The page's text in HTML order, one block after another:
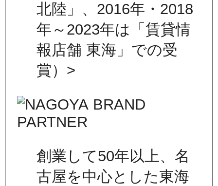
北陸」、2016年・2018
年～2023年は「賃貸情
報店舗 東海」での受
賞）>
創業して50年以上、名
古屋を中心とした東海